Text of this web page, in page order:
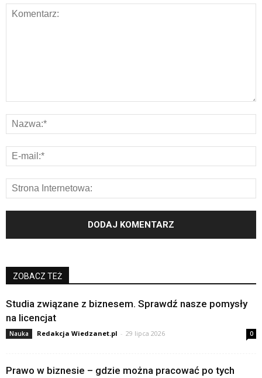
ZOBACZ TEŻ
Studia związane z biznesem. Sprawdź nasze pomysły
na licencjat
Nauka Redakcja Wiedzanet.pl - 29 lipca 2026 0
Prawo w biznesie – gdzie można pracować po tych